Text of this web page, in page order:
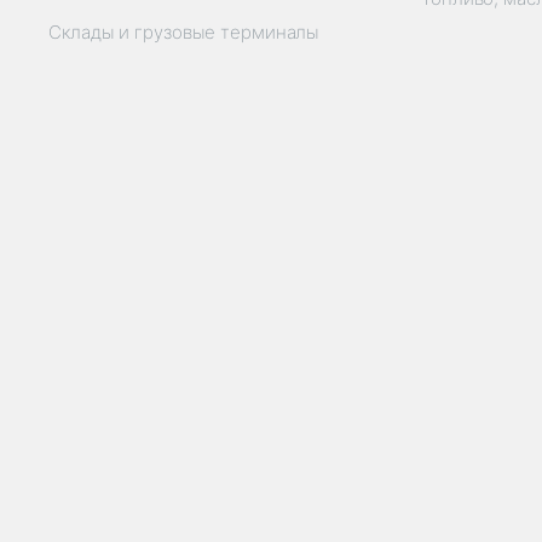
Склады и грузовые терминалы